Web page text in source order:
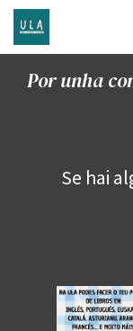
Por unha
Se hai